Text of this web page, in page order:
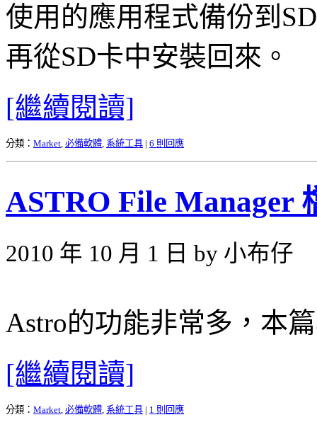
使用的應用程式備份到
再從SD卡中安裝回來。
[繼續閱讀]
分類： Market 必備軟體 系統工具 | 6 則回應
ASTRO File Manager
2010 年 10 月 1 日 by 小布仔
Astro的功能非常多，本
[繼續閱讀]
分類： Market 必備軟體 系統工具 | 1 則回應